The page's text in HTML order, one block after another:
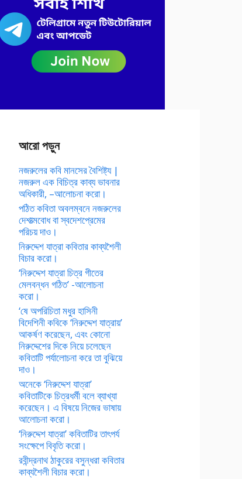
আরো পড়ুন
নজরুলের কবি মানসের বৈশিষ্ট্য |
নজরুল এক বিচিত্র কাব্য ভাবনার
অধিকারী, –আলোচনা করো।
পঠিত কবিতা অবলম্বনে নজরুলের
দেশাত্মবোধ বা স্বদেশপ্রেমের
পরিচয় দাও।
নিরুদ্দেশ যাত্রা কবিতার কাব্যশৈলী
বিচার করো।
‘নিরুদ্দেশ যাত্রা চিত্র গীতের
মেলবন্ধন গঠিত’ -আলোচনা
করো।
‘ষে অপরিচিতা মধুর হাসিনী
বিদেশিনী কবিকে ‘নিরুদ্দেশ যাত্রায়’
আকর্ষণ করেছেন, এবং কোনো
নিরুদ্দেশের দিকে নিয়ে চলেছেন
কবিতাটি পর্যালোচনা করে তা বুঝিয়ে
দাও।
অনেকে ‘নিরুদ্দেশ যাত্রা’
কবিতাটিকে চিত্রধর্মী বলে ব্যাখ্যা
করেছেন। এ বিষয়ে নিজের ভাষায়
আলোচনা করো।
‘নিরুদ্দেশ যাত্রা’ কবিতাটির তাৎপর্য
সংক্ষেপে বিবৃতি করো।
রবীন্দ্রনাথ ঠাকুরের বসুন্ধরা কবিতার
কাব্যশৈলী বিচার করো।